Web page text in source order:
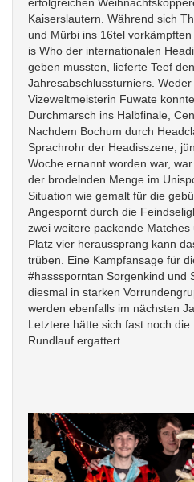
Kaiserslautern. Während sich
und Mürbi ins 16tel
is Who der internationalen
geben mussten, lieferte Teef
Jahresabschlussturniers.
Vizeweltmeisterin Fuwate
Durchmarsch ins Halbfinale,
Nachdem Bochum durch
Sprachrohr der Headisszene,
Woche ernannt worden war,
der brodelnden Menge im
Situation wie gemalt für die
Angespornt durch die
zwei weitere packende Matches
Platz vier heraussprang kann
trüben. Eine Kampfansage für
#hasssporntan Sorgenkind und
diesmal in starken
werden ebenfalls im nächsten
Letztere hätte sich fast noch
Rundlauf ergattert.